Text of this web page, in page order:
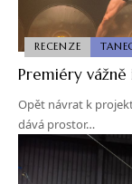
RECENZE
Premiéry vážně
Opět návrat k
dává prostor…